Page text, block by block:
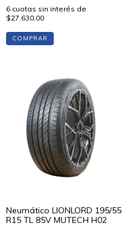
6 cuotas sin interés de
$27.630,00
COMPRAR
Neumático LIONLORD 195/55
R15 TL 85V MUTECH H02